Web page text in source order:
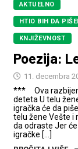
AKTUELNO
HTIO BIH DA
KNJIŽEVNOST
Poezija:
11. decembra
*** Ova
deteta U telu
igračka će da
telu žene Vešte i
da odraste Jer
igračke […]